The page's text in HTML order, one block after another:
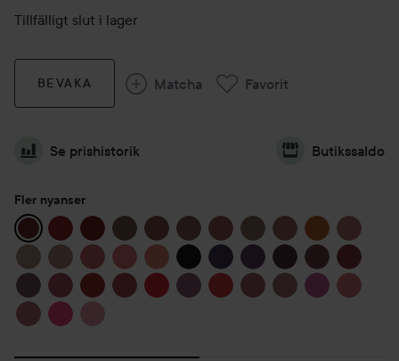
Tillfälligt slut i lager
BEVAKA Matcha Favorit
Se prishistorik Butikssaldo
Fler nyanser